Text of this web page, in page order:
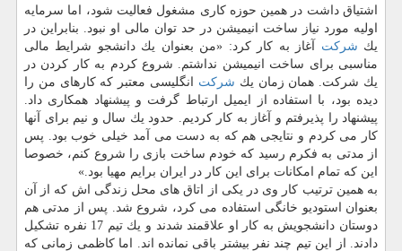
اشتیاق داشت در همین حوزه كاری مشغول فعالیت شود، اما سرمایه
اولیه مورد نیاز ساخت انیمیشن در حد توان مالی او نبود. بنابراین در
یك شركت آغاز به كار كرد: «من بعنوان یك دانشجو شرایط مالی
مناسبی برای ساخت انیمیشن نداشتم. شروع كردم به كار كردن در
یك شركت. همان زمان یك شركت انگلیسی معتبر كه كارهای من را
دیده بود، با استفاده از ایمیل ارتباط گرفت و پیشنهاد همكاری داد.
پیشنهاد را پذیرفتم و آغاز به كار كردیم. حدود یك سال و نیم برای آنها
كار می كردم و نتایجی هم كه به دست می آمد خیلی خوب بود. پس
از مدتی به فكرم رسید كه خودم ساخت بازی را شروع كنم، خصوصا
این كه تمام امكانات برای این كار در ایران برایم مهیا بود.»
به همین ترتیب كار وی در یكی از اتاق های محل زندگی اش كه از آن
بعنوان استودیو خانگی استفاده می كرد، شروع شد. پس از مدتی هم
دوستان دانشجویش به كار او علاقمند شدند و یك تیم 17 نفره تشكیل
دادند. از این تیم چند نفر بیشتر باقی نمانده اند. اما كاظمی زمانی كه